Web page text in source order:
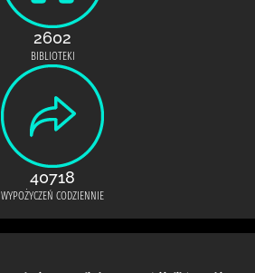
2602
BIBLIOTEKI
40718
WYPOŻYCZEŃ CODZIENNIE